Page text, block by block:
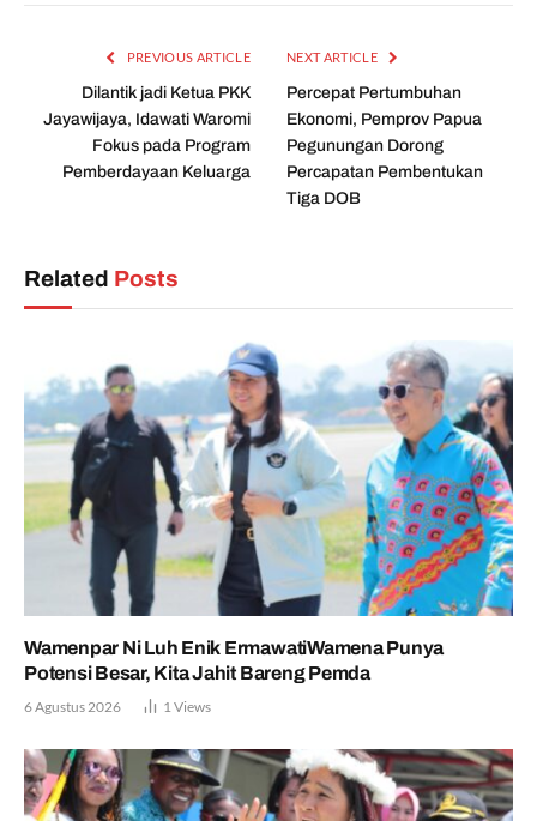
PREVIOUS ARTICLE
Dilantik jadi Ketua PKK
Jayawijaya, Idawati Waromi
Fokus pada Program
Pemberdayaan Keluarga
NEXT ARTICLE
Percepat Pertumbuhan
Ekonomi, Pemprov Papua
Pegunungan Dorong
Percapatan Pembentukan
Tiga DOB
Related Posts
Wamenpar Ni Luh Enik ErmawatiWamena Punya
Potensi Besar, Kita Jahit Bareng Pemda
6 Agustus 2026 1 Views